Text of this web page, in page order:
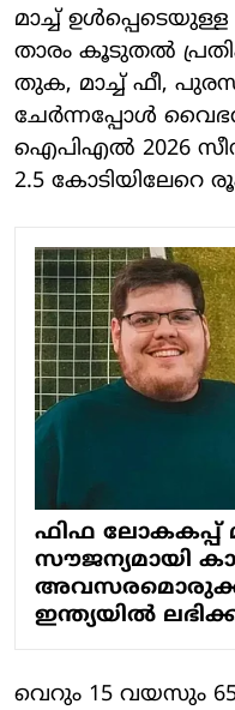
മാച്ച്
താരം കൂടുതൽ
തുക, മാച്ച് ഫീ,
ചേർന്നപ്പോൾ
ഐപിഎൽ 2026
2.5 കോടിയിലേറെ
ഫിഫ ലോകകപ്പ്
സൗജന്യമായി
ഇന്ത്യയിൽ
വെറും 15 വയസും